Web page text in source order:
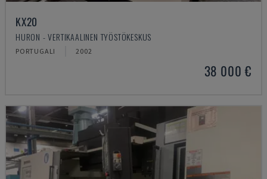
KX20
HURON - VERTIKAALINEN TYÖSTÖKESKUS
PORTUGALI 2002
38 000 €